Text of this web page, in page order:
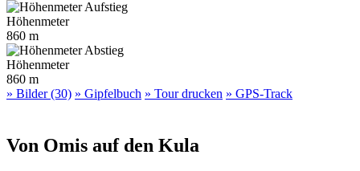
Höhenmeter
860 m
Höhenmeter
860 m
» Bilder (30) » Gipfelbuch » Tour drucken » GPS-Track
Von Omis auf den Kula